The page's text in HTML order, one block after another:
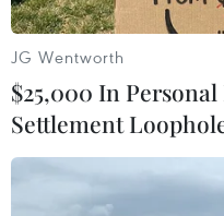
90 đối tượng lúc bị
JG Wentworth
$25,000 In
Settlement